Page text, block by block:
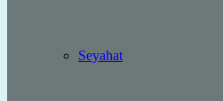
Seyahat